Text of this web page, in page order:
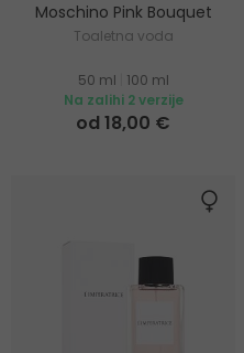
Moschino Pink Bouquet
Toaletna voda
50 ml
100 ml
Na zalihi 2 verzije
od 18,00 €